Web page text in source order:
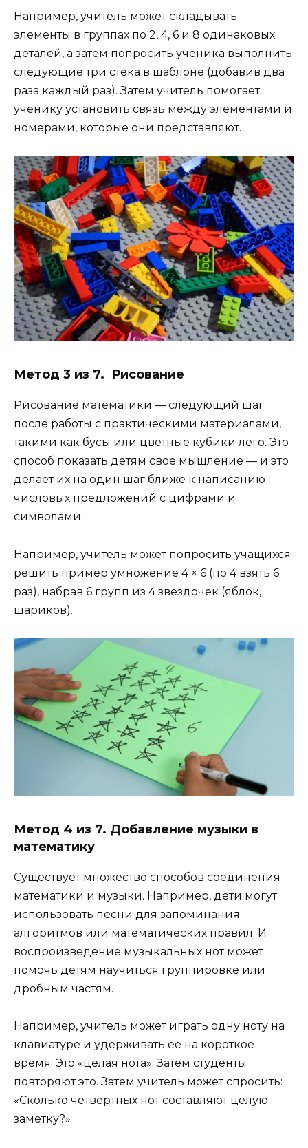
Например, учитель может складывать
элементы в группах по 2, 4, 6 и 8 одинаковых
деталей, а затем попросить ученика выполнить
следующие три стека в шаблоне (добавив два
раза каждый раз). Затем учитель помогает
ученику установить связь между элементами и
номерами, которые они представляют.
Метод 3 из 7. Рисование
Рисование математики — следующий шаг
после работы с практическими материалами,
такими как бусы или цветные кубики лего. Это
способ показать детям свое мышление — и это
делает их на один шаг ближе к написанию
числовых предложений с цифрами и
символами.
Например, учитель может попросить учащихся
решить пример умножение 4 × 6 (по 4 взять 6
раз), набрав 6 групп из 4 звездочек (яблок,
шариков).
Метод 4 из 7. Добавление музыки в
математику
Существует множество способов соединения
математики и музыки. Например, дети могут
использовать песни для запоминания
алгоритмов или математических правил. И
воспроизведение музыкальных нот может
помочь детям научиться группировке или
дробным частям.
Например, учитель может играть одну ноту на
клавиатуре и удерживать ее на короткое
время. Это «целая нота». Затем студенты
повторяют это. Затем учитель может спросить:
«Сколько четвертных нот составляют целую
заметку?»